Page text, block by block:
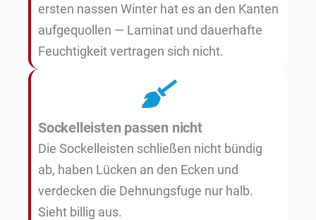
ersten nassen Winter hat es an den Kanten
aufgequollen — Laminat und dauerhafte
Feuchtigkeit vertragen sich nicht.
Sockelleisten passen nicht
Die Sockelleisten schließen nicht bündig
ab, haben Lücken an den Ecken und
verdecken die Dehnungsfuge nur halb.
Sieht billig aus.